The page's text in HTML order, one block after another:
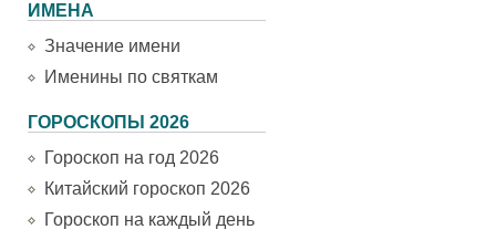
ИМЕНА
Значение имени
Именины по святкам
ГОРОСКОПЫ 2026
Гороскоп на год 2026
Китайский гороскоп 2026
Гороскоп на каждый день